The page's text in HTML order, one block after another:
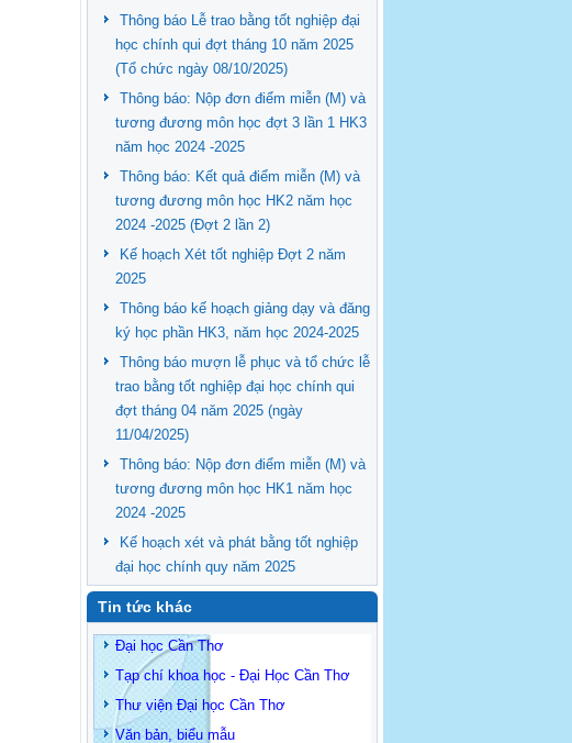
Thông báo Lễ trao bằng tốt nghiệp đại
học chính qui đợt tháng 10 năm 2025
(Tổ chức ngày 08/10/2025)
Thông báo: Nộp đơn điểm miễn (M) và
tương đương môn học đợt 3 lần 1 HK3
năm học 2024 -2025
Thông báo: Kết quả điểm miễn (M) và
tương đương môn học HK2 năm học
2024 -2025 (Đợt 2 lần 2)
Kế hoạch Xét tốt nghiệp Đợt 2 năm
2025
Thông báo kế hoạch giảng dạy và đăng
ký học phần HK3, năm học 2024-2025
Thông báo mượn lễ phục và tổ chức lễ
trao bằng tốt nghiệp đại học chính qui
đợt tháng 04 năm 2025 (ngày
11/04/2025)
Thông báo: Nộp đơn điểm miễn (M) và
tương đương môn học HK1 năm học
2024 -2025
Kế hoạch xét và phát bằng tốt nghiệp
đại học chính quy năm 2025
Tin tức khác
Đại học Cần Thơ
Tạp chí khoa học - Đại Học Cần Thơ
Thư viện Đại học Cần Thơ
Văn bản, biểu mẫu